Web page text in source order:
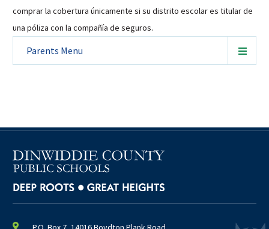
comprar la cobertura únicamente si su distrito escolar es titular de
una póliza con la compañía de seguros.
Parents Menu